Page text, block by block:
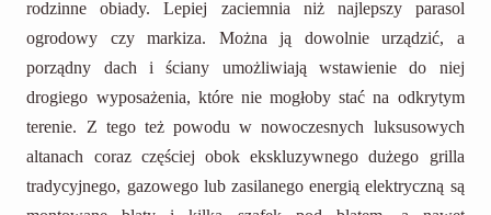
rodzinne obiady. Lepiej zaciemnia niż najlepszy parasol
ogrodowy czy markiza. Można ją dowolnie urządzić, a
porządny dach i ściany umożliwiają wstawienie do niej
drogiego wyposażenia, które nie mogłoby stać na odkrytym
terenie. Z tego też powodu w nowoczesnych luksusowych
altanach coraz częściej obok ekskluzywnego dużego grilla
tradycyjnego, gazowego lub zasilanego energią elektryczną są